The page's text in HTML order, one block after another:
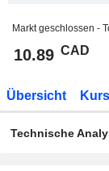
Markt geschlossen -
10.89 CAD
Übersicht
Technische